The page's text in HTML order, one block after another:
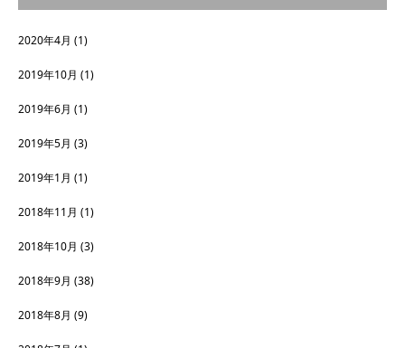
2020年4月 (1)
2019年10月 (1)
2019年6月 (1)
2019年5月 (3)
2019年1月 (1)
2018年11月 (1)
2018年10月 (3)
2018年9月 (38)
2018年8月 (9)